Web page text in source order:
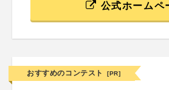
公式ホームペ
おすすめのコンテスト [PR]